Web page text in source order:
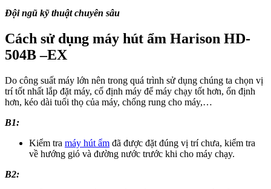
Đội ngũ kỹ thuật chuyên sâu
Cách sử dụng máy hút ẩm Harison HD-
504B –EX
Do công suất máy lớn nên trong quá trình sử dụng chúng ta chọn vị
trí tốt nhất lắp đặt máy, cố định máy để máy chạy tốt hơn, ổn định
hơn, kéo dài tuổi thọ của máy, chống rung cho máy,…
B1:
Kiểm tra máy hút ẩm đã được đặt đúng vị trí chưa, kiểm tra
về hướng gió và đường nước trước khi cho máy chạy.
B2: